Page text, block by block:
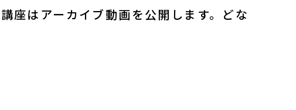
座はアーカイブ動画を公開します。どな